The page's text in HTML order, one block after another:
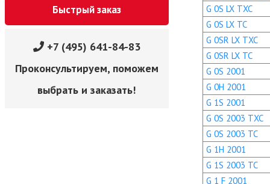
Быстрый заказ
+7 (495) 641-84-83
Проконсультируем, поможем
выбрать и заказать!
G 0S LX TXC
G 0S LX TC
G 0SR LX TXC
G 0SR LX TC
G 0S 2001
G 0H 2001
G 1S 2001
G 0S 2003 TXC
G 0S 2003 TC
G 1H 2001
G 1S 2003 TC
G 1 F 2001